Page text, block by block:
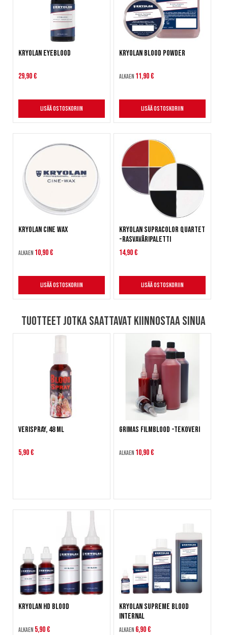
Kryolan Eyeblood
29,90 €
Lisää ostoskoriin
Kryolan Blood Powder
Alkaen 11,90 €
Lisää ostoskoriin
Kryolan Cine Wax
Alkaen 10,90 €
Lisää ostoskoriin
Kryolan Supracolor Quartet
-rasvaväripaletti
14,90 €
Lisää ostoskoriin
Tuotteet jotka saattavat kiinnostaa sinua
Verispray, 48 ml
5,90 €
Grimas Filmblood -tekoveri
Alkaen 10,90 €
Kryolan HD Blood
Alkaen 5,90 €
Kryolan Supreme Blood
Internal
Alkaen 6,90 €